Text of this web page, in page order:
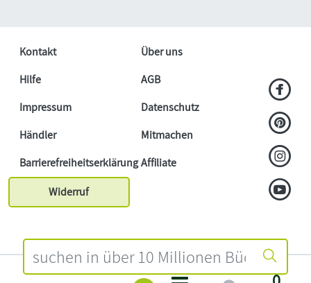
Kontakt
Über uns
Hilfe
AGB
Impressum
Datenschutz
Händler
Mitmachen
BarrierefreiheitserklärungAffiliate
Widerruf